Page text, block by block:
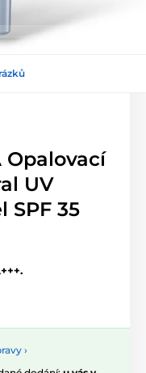
Opalovací
UV
SPF 35
›